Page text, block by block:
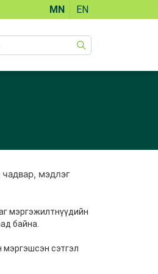
MN EN
мэдлэг
мэргэжилтнүүдийн
байна.
сэтгэл